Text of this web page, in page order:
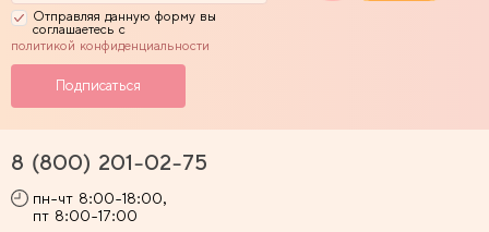
Отправляя данную форму вы
соглашаетесь с
политикой конфиденциальности
8 (800) 201-02-75
пн-чт 8:00-18:00,
пт 8:00-17:00